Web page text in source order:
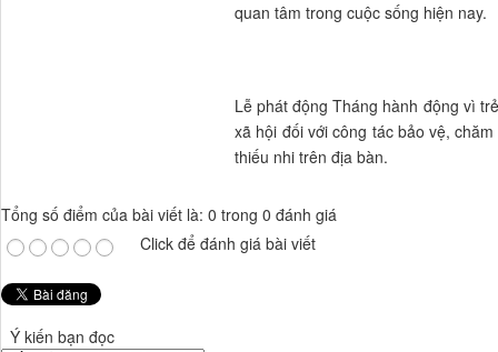
quan tâm trong cuộc sống hiện nay.
Lễ phát động Tháng hành động vì
xã hội đối với công tác bảo vệ,
thiếu nhi trên địa bàn.
Tổng số điểm của bài viết là: 0 trong 0 đánh giá
Click để đánh giá bài viết
Ý kiến bạn đọc